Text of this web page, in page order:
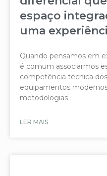
espaço
uma
Quando pensamos em
é comum associarmos
competência técnica
equipamentos
metodologias
LER MAIS